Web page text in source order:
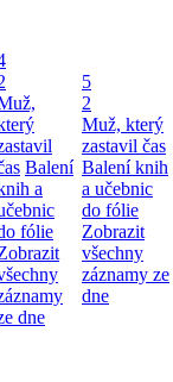
Balení
a
fólie
dne
5
2
Muž, který
zastavil čas
Balení knih
a učebnic
do fólie
Zobrazit
všechny
záznamy ze
dne